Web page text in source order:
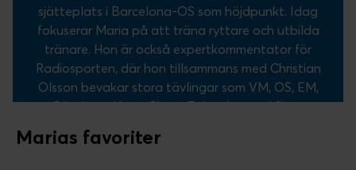
sjätteplats i Barcelona-OS som höjdpunkt. Idag
fokuserar Maria på att träna ryttare och utbilda
tränare. Hon är också expertkommentator för
Radiosporten, där hon tillsammans med Christian
Olsson bevakar stora tävlingar som VM, OS, EM,
Göteborg Horse Show, Falsterbo med flera.
Marias favoriter